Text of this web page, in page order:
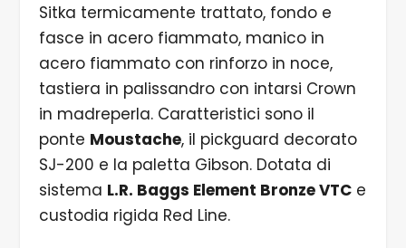
Sitka termicamente trattato, fondo e
fasce in acero fiammato, manico in
acero fiammato con rinforzo in noce,
tastiera in palissandro con intarsi Crown
in madreperla. Caratteristici sono il
ponte Moustache, il pickguard decorato
SJ-200 e la paletta Gibson. Dotata di
sistema L.R. Baggs Element Bronze VTCe
custodia rigida Red Line.